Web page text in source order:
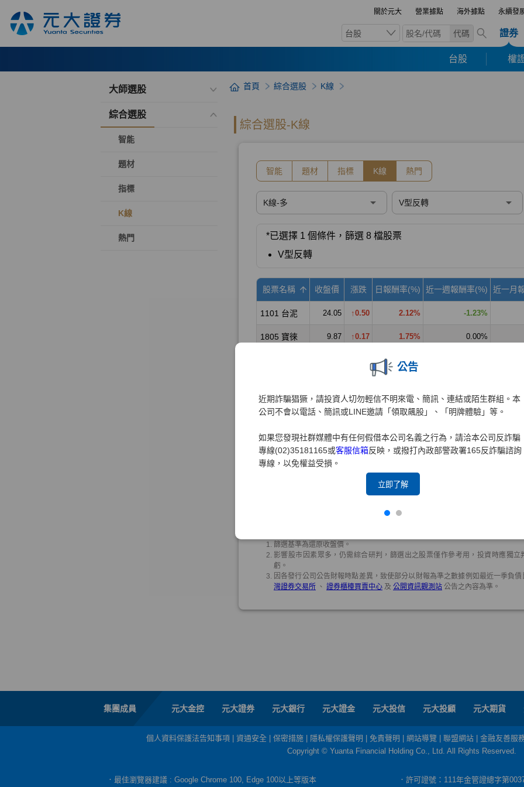
關於元大 營業據點 海外據點 永續發
台股 代碼 證券
台股 權
公告
近期詐騙猖獗，請投資人切勿輕信不明來電、簡訊、連結或陌生群組。本
公司不會以電話、簡訊或LINE邀請「領取飆股」、「明牌體驗」等。
如果您發現社群媒體中有任何假借本公司名義之行為，請洽本公司反詐騙
專線(02)35181165或客服信箱反映，或撥打內政部警政署165反詐騙諮詢
專線，以免權益受損。
立即了解
大師選股
綜合選股
智能
題材
指標
K線
熱門
首頁 綜合選股 K線
集團成員 元大金控 元大證券 元大銀行 元大證金 元大投信 元大投顧 元大期貨
個人資料保護法告知事項 資通安全 保密措施 隱私權保護聲明 免責聲明 網站導覽 聯盟網站
金融友善服
Copyright © Yuanta Financial Holding Co., Ltd. All Rights Reserved.
．最佳瀏覽器建議 : Google Chrome 100, Edge 100以上等版本 ．許可證號：111年金管證總字第